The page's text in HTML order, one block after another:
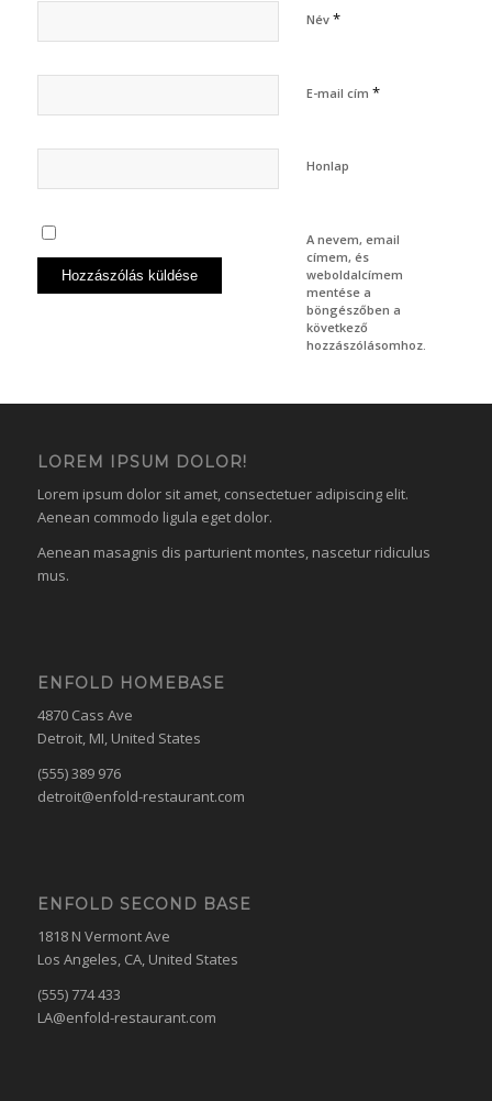
Név *
E-mail cím *
Honlap
A nevem, email
címem, és
weboldalcímem
mentése a
böngészőben a
következő
hozzászólásomhoz.
LOREM IPSUM DOLOR!
Lorem ipsum dolor sit amet, consectetuer adipiscing elit.
Aenean commodo ligula eget dolor.
Aenean masagnis dis parturient montes, nascetur ridiculus
mus.
ENFOLD HOMEBASE
4870 Cass Ave
Detroit, MI, United States
(555) 389 976
detroit@enfold-restaurant.com
ENFOLD SECOND BASE
1818 N Vermont Ave
Los Angeles, CA, United States
(555) 774 433
LA@enfold-restaurant.com